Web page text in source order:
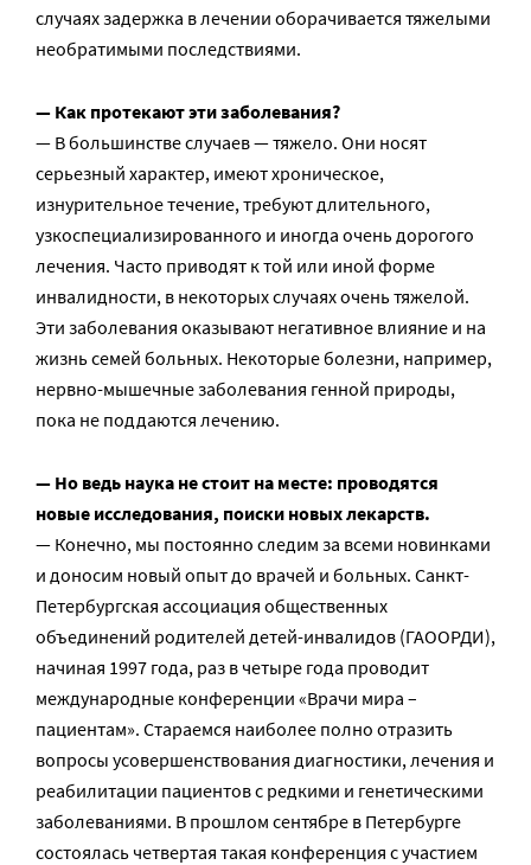
случаях задержка в лечении оборачивается тяжелыми
необратимыми последствиями.
— Как протекают эти заболевания?
— В большинстве случаев — тяжело. Они носят
серьезный характер, имеют хроническое,
изнурительное течение, требуют длительного,
узкоспециализированного и иногда очень дорогого
лечения. Часто приводят к той или иной форме
инвалидности, в некоторых случаях очень тяжелой.
Эти заболевания оказывают негативное влияние и на
жизнь семей больных. Некоторые болезни, например,
нервно-мышечные заболевания генной природы,
пока не поддаются лечению.
— Но ведь наука не стоит на месте: проводятся
новые исследования, поиски новых лекарств.
— Конечно, мы постоянно следим за всеми новинками
и доносим новый опыт до врачей и больных. Санкт-
Петербургская ассоциация общественных
объединений родителей детей-инвалидов (ГАООРДИ),
начиная 1997 года, раз в четыре года проводит
международные конференции «Врачи мира –
пациентам». Стараемся наиболее полно отразить
вопросы усовершенствования диагностики, лечения и
реабилитации пациентов с редкими и генетическими
заболеваниями. В прошлом сентябре в Петербурге
состоялась четвертая такая конференция с участием